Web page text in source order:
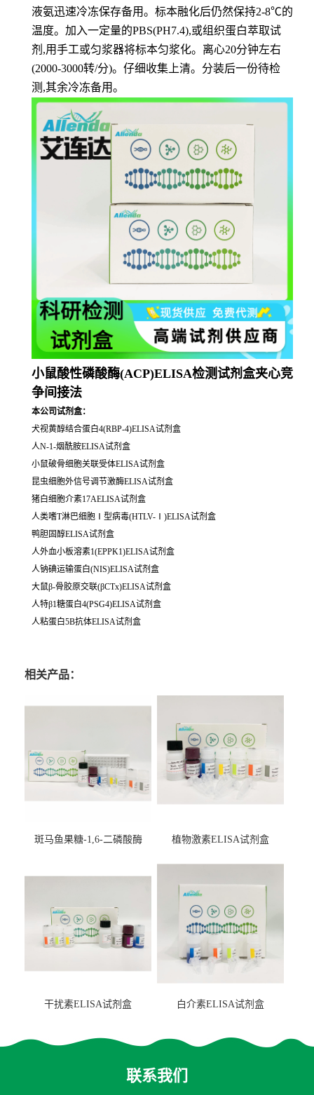
液氨迅速冷冻保存备用。标本融化后仍然保持2-8℃的
温度。加入一定量的PBS(PH7.4),或组织蛋白萃取试
剂,用手工或匀浆器将标本匀浆化。离心20分钟左右
(2000-3000转/分)。仔细收集上清。分装后一份待检
测,其余冷冻备用。
小鼠酸性磷酸酶(ACP)ELISA检测试剂盒夹心竞
争间接法
本公司试剂盒：
犬视黄醇结合蛋白4(RBP-4)ELISA试剂盒
人N-1-烟酰胺ELISA试剂盒
小鼠破骨细胞关联受体ELISA试剂盒
昆虫细胞外信号调节激酶ELISA试剂盒
猪白细胞介素17AELISA试剂盒
人类嗜T淋巴细胞Ⅰ型病毒(HTLV-Ⅰ)ELISA试剂盒
鸭胆固醇ELISA试剂盒
人外血小板溶素1(EPPK1)ELISA试剂盒
人钠碘运输蛋白(NIS)ELISA试剂盒
大鼠β-骨胶原交联(βCTx)ELISA试剂盒
人特β1糖蛋白4(PSG4)ELISA试剂盒
人粘蛋白5B抗体ELISA试剂盒
相关产品：
斑马鱼果糖-1,6-二磷酸酶
盒
植物激素ELISA试剂盒
干扰素ELISA试剂盒 白介素ELISA试剂盒
联系我们